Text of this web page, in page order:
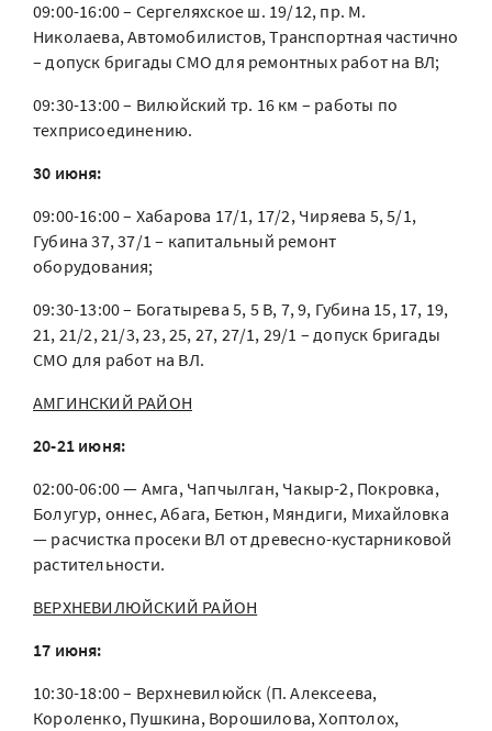
09:00-16:00 – Сергеляхское ш. 19/12, пр. М.
Николаева, Автомобилистов, Транспортная частично
– допуск бригады СМО для ремонтных работ на ВЛ;
09:30-13:00 – Вилюйский тр. 16 км – работы по
техприсоединению.
30 июня:
09:00-16:00 – Хабарова 17/1, 17/2, Чиряева 5, 5/1,
Губина 37, 37/1 – капитальный ремонт
оборудования;
09:30-13:00 – Богатырева 5, 5 В, 7, 9, Губина 15, 17, 19,
21, 21/2, 21/3, 23, 25, 27, 27/1, 29/1 – допуск бригады
СМО для работ на ВЛ.
АМГИНСКИЙ РАЙОН
20-21 июня:
02:00-06:00 — Амга, Чапчылган, Чакыр-2, Покровка,
Болугур, оннес, Абага, Бетюн, Мяндиги, Михайловка
— расчистка просеки ВЛ от древесно-кустарниковой
растительности.
ВЕРХНЕВИЛЮЙСКИЙ РАЙОН
17 июня:
10:30-18:00 – Верхневилюйск (П. Алексеева,
Короленко, Пушкина, Ворошилова, Хоптолох,